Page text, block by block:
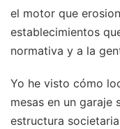
el motor que
establecimientos
normativa y a la
Yo he visto cómo
mesas en un garaje
estructura